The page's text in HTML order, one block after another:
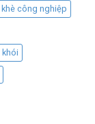
khè công nghiệp
khói